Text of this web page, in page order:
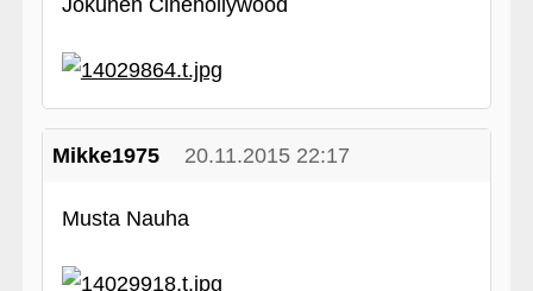
Jokunen Cinehollywood
Mikke1975 20.11.2015 22:17
Musta Nauha